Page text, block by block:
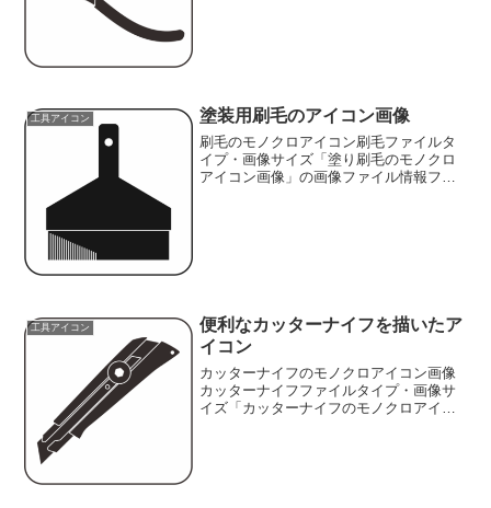
工具アイコン 塗装用刷毛のアイコン画像
刷毛のモノクロアイコン刷毛ファイルタ
イプ・画像サイズ「塗り刷毛のモノクロ
アイコン画像」の画像ファイル情報ファ
工具アイコン
便利なカッターナイフを描いたア
イコン
カッターナイフのモノクロアイコン画像
カッターナイフファイルタイプ・画像サ
イズ「カッターナイフのモノクロアイコ